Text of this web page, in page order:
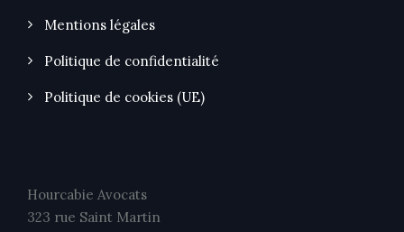
Mentions légales
Politique de confidentialité
Politique de cookies (UE)
Hourcabie Avocats
323 rue Saint Martin